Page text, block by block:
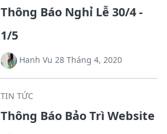
Thông Báo Nghỉ Lễ 30/4 -
1/5
Hanh Vu 28 Tháng 4, 2020
TIN TỨC
Thông Báo Bảo Trì Website